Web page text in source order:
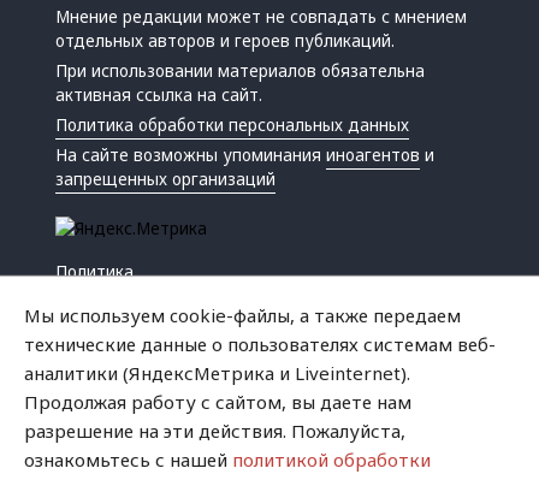
Мнение редакции может не совпадать с мнением
отдельных авторов и героев публикаций.
При использовании материалов обязательна
активная ссылка на сайт.
Политика обработки персональных данных
На сайте возможны упоминанияиноагентов и
запрещенных организаций
Политика
Криминал
Мы используем cookie-файлы, а также передаем
технические данные о пользователях системам веб-
аналитики (ЯндексМетрика и Liveinternet).
Продолжая работу с сайтом, вы даете нам
разрешение на эти действия. Пожалуйста,
ознакомьтесь с нашей политикой обработки